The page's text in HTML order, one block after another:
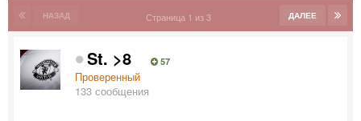
НАЗАД ДАЛЕЕ
Страница 1 из 3
St. >8 57
Проверенный
133 сообщения